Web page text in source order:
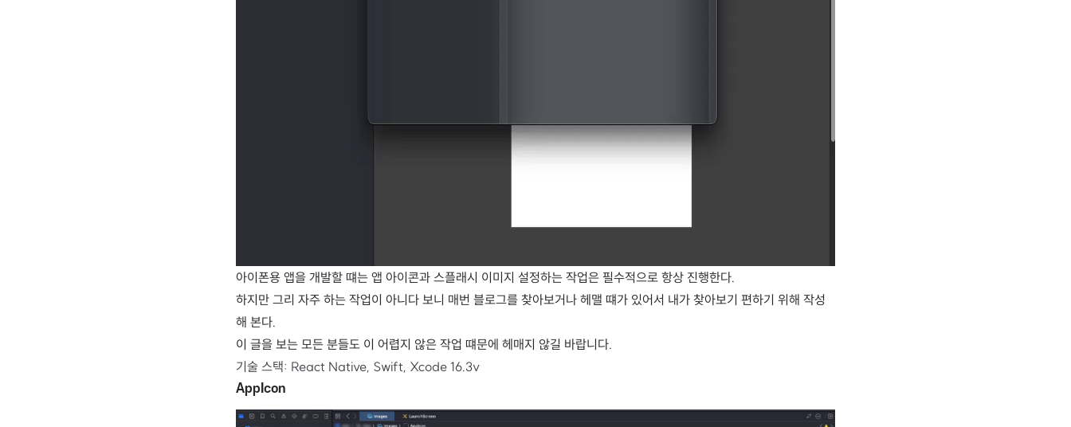
아이폰용 앱을 개발할 떄는 앱 아이콘과 스플래시 이미지 설정하는 작업은 필수적으로 항상 진행한다.
하지만 그리 자주 하는 작업이 아니다 보니 매번 블로그를 찾아보거나 헤맬 떄가 있어서 내가 찾아보기 편하기 위해 작성
해 본다.
이 글을 보는 모든 분들도 이 어렵지 않은 작업 떄문에 헤매지 않길 바랍니다.
기술 스택: React Native, Swift, Xcode 16.3v
AppIcon